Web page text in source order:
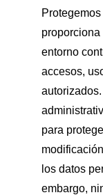
entorno
accesos,
para
los datos
embargo,